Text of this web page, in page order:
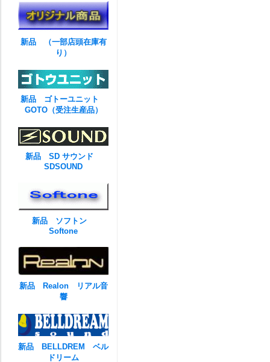
新品 （一部店頭在庫有
り）
新品 ゴトーユニット
GOTO（受注生産品）
新品 SD サウンド
SDSOUND
新品 ソフトン
Softone
新品 Realon リアル音
響
新品 BELLDREM ベル
ドリーム